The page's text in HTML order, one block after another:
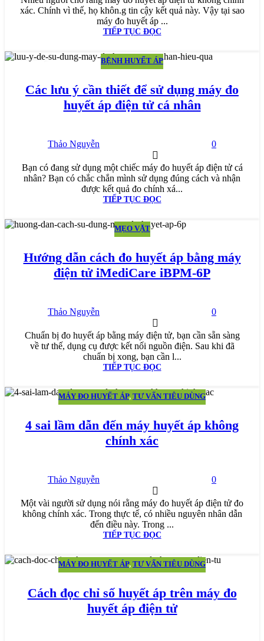
xác. Chính vì thế, họ khôn.g tin cậy kết quả này. Vậy tại sao
máy đo huyết áp ...
TIẾP TỤC ĐỌC
BỆNH HUYẾT ÁP
Các lưu ý cần thiết để sử dụng máy đo
huyết áp điện tử cá nhân
Thảo Nguyễn 0
Bạn có đang sử dụng một chiếc máy đo huyết áp điện tử cá
nhân? Bạn có chắc chắn mình sử dụng đúng cách và nhận
được kết quả đo chính xá...
TIẾP TỤC ĐỌC
MẸO VẶT
Hướng dẫn cách đo huyết áp bằng máy
điện tử iMediCare iBPM-6P
Thảo Nguyễn 0
Chuẩn bị đo huyết áp bằng máy điện tử, bạn cần sẵn sàng
về tư thế, dụng cụ được kết nối nguồn điện. Sau khi đã
chuẩn bị xong, bạn cần l...
TIẾP TỤC ĐỌC
MÁY ĐO HUYẾT ÁP, TƯ VẤN TIÊU DÙNG
4 sai lầm dẫn đến máy huyết áp không
chính xác
Thảo Nguyễn 0
Một vài người sử dụng nói rằng máy đo huyết áp điện tử đo
không chính xác. Trong thực tế, có nhiều nguyên nhân dẫn
đến điều này. Trong ...
TIẾP TỤC ĐỌC
MÁY ĐO HUYẾT ÁP, TƯ VẤN TIÊU DÙNG
Cách đọc chỉ số huyết áp trên máy đo
huyết áp điện tử